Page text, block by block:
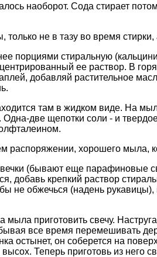
наоборот. Сода стирает
не в тазу во время
порциями стиральную
ее раствор. В
добавляй растительное
там в жидком виде. На
две щепотки соли - и
распоряжении, хорошего мыла,
(бывают еще парафиновые
добавь крепкий раствор
не обжечься (надень
мыла приготовить свечу.
все время перемешивать
остынет, он соберется на
Теперь приготовь из него